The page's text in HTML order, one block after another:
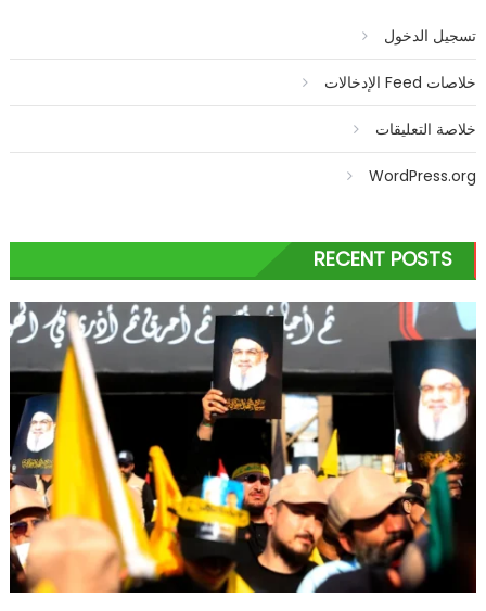
تسجيل الدخول
خلاصات Feed الإدخالات
خلاصة التعليقات
WordPress.org
RECENT POSTS